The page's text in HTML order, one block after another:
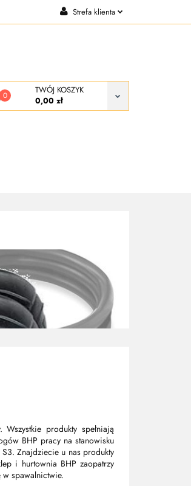
Strefa klienta
0
TWÓJ KOSZYK
0,00 zł
produkty spełniają
BHP pracy na stanowisku
Znajdziecie u nas produkty
i hurtownia BHP zaopatrzy
spawalnictwie.